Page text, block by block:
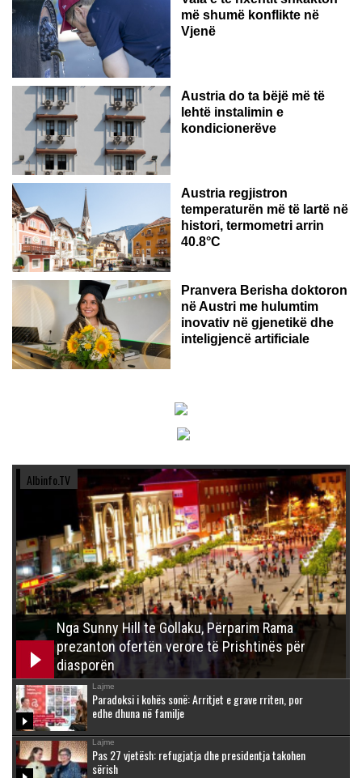
më shumë konflikte në
Vjenë
Austria do ta bëjë më të
lehtë instalimin e
kondicionerëve
Austria regjistron
temperaturën më të lartë në
histori, termometri arrin
40.8°C
AUSTRI
Pranvera Berisha doktoron
në Austri me hulumtim
inovativ në gjenetikë dhe
inteligjencë artificiale
Albinfo.TV
Nga Sunny Hill te Gollaku, Përparim Rama
prezanton ofertën verore të Prishtinës për
diasporën
Lajme
Paradoksi i kohës sonë: Arritjet e grave rriten, por
edhe dhuna në familje
Lajme
Pas 27 vjetësh: refugjatja dhe presidentja takohen
sërish